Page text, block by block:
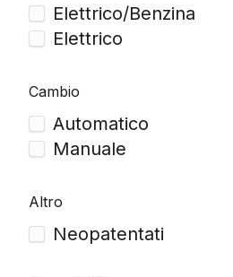
Elettrico/Benzina
Elettrico
Cambio
Automatico
Manuale
Altro
Neopatentati